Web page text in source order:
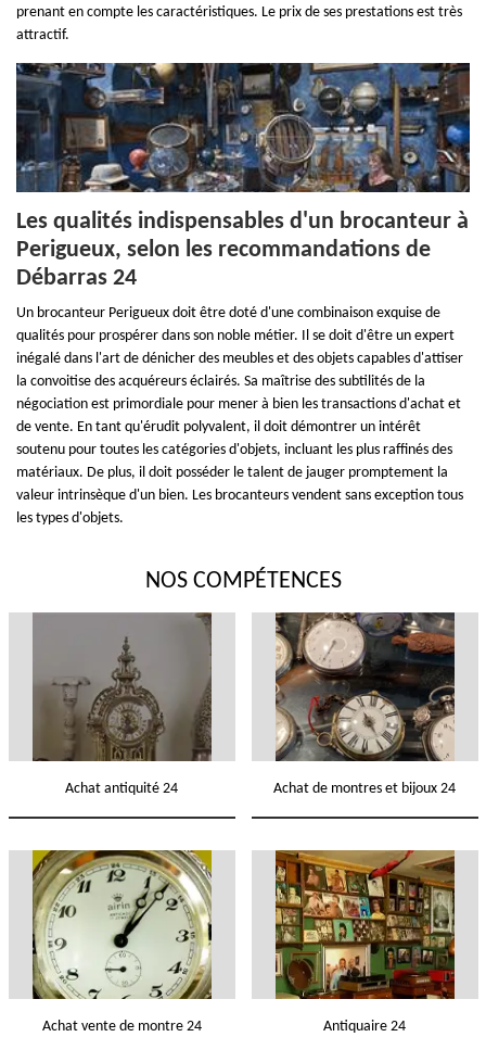
prenant en compte les caractéristiques. Le prix de ses prestations est très
attractif.
Les qualités indispensables d'un brocanteur à
Perigueux, selon les recommandations de
Débarras 24
Un brocanteur Perigueux doit être doté d'une combinaison exquise de
qualités pour prospérer dans son noble métier. Il se doit d'être un expert
inégalé dans l'art de dénicher des meubles et des objets capables d'attiser
la convoitise des acquéreurs éclairés. Sa maîtrise des subtilités de la
négociation est primordiale pour mener à bien les transactions d'achat et
de vente. En tant qu'érudit polyvalent, il doit démontrer un intérêt
soutenu pour toutes les catégories d'objets, incluant les plus raffinés des
matériaux. De plus, il doit posséder le talent de jauger promptement la
valeur intrinsèque d'un bien. Les brocanteurs vendent sans exception tous
les types d'objets.
NOS COMPÉTENCES
Achat antiquité 24 Achat de montres et bijoux 24
Achat vente de montre 24 Antiquaire 24